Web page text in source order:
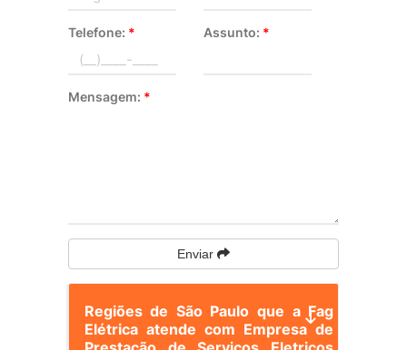
Telefone: * Assunto: *
Mensagem: *
Enviar
Regiões de São Paulo que a Fag
Elétrica atende com Empresa de